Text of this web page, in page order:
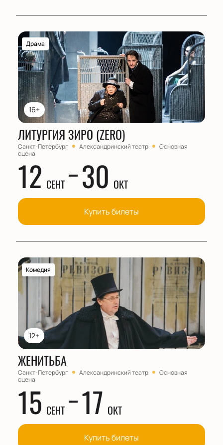
16+
Драма
ЛИТУРГИЯ ЗИРО (ZERO)
Санкт-Петербург Александринский театр
Основная
сцена
12 СЕНТ 30 ОКТ
Купить билеты
12+
Комедия
ЖЕНИТЬБА
Санкт-Петербург Александринский театр
Основная
сцена
15 СЕНТ 17 ОКТ
Купить билеты